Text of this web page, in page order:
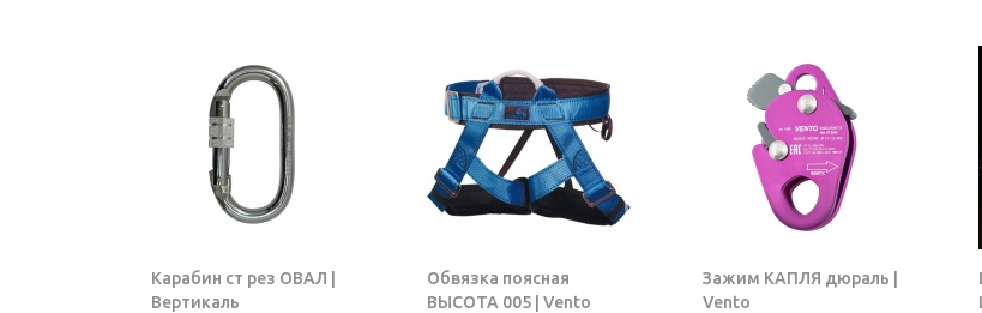
Карабин ст рез ОВАЛ |
Вертикаль
Обвязка поясная
ВЫСОТА 005 | Vento
Зажим КАПЛЯ дюраль |
Vento